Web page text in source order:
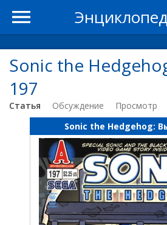
Sonic the
197
Статья Обсуждение Просмотр
Sonic the Hedgehog: